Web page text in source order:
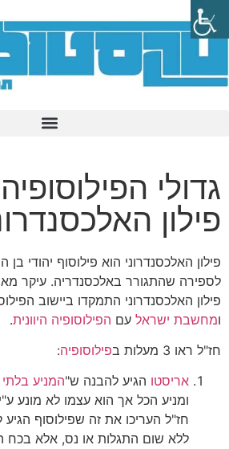
גדולי
פילון
פילון האלכסנדרוני הוא פילוסוף יהודי
לספירה שהתגורר באלכסנדריה. עיקר
פילון האלכסנדרוני התמקדו ביישוב
ומחשבת ישראל עם הפילוסופיה היוונית.
חז"ל ראו 3 מעלות ב
פילוסופיה:
אריסטו הגיע להבנה ש"המניע בלתי
ומניע הכל אך הוא עצמו לא מונע
חז"ל העריכו את זה שפילוסוף
ללא שום התגלות או נס, אלא בכח